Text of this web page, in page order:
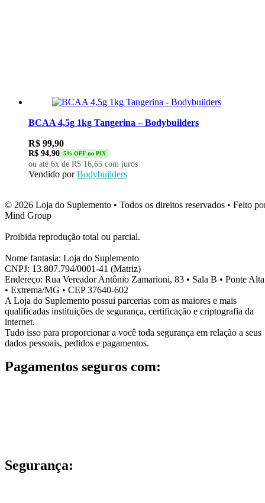
BCAA 4,5g 1kg Tangerina – Bodybuilders
R$ 99,90
R$ 94,90 5% OFF no PIX
ou até 6x de R$ 16,65 com juros
Vendido por Bodybuilders
© 2026 Loja do Suplemento • Todos os direitos reservados • Feito
Mind Group
Proibida reprodução total ou parcial.
Nome fantasia: Loja do Suplemento
CNPJ: 13.807.794/0001-41 (Matriz)
Endereço: Rua Vereador Antônio Zamarioni, 83 • Sala B • Ponte Alta
• Extrema/MG • CEP 37640-602
A Loja do Suplemento possui parcerias com as maiores e mais
qualificadas instituições de segurança, certificação e criptografia da
internet.
Tudo isso para proporcionar a você toda segurança em relação a seus
dados pessoais, pedidos e pagamentos.
Pagamentos seguros com:
Segurança: